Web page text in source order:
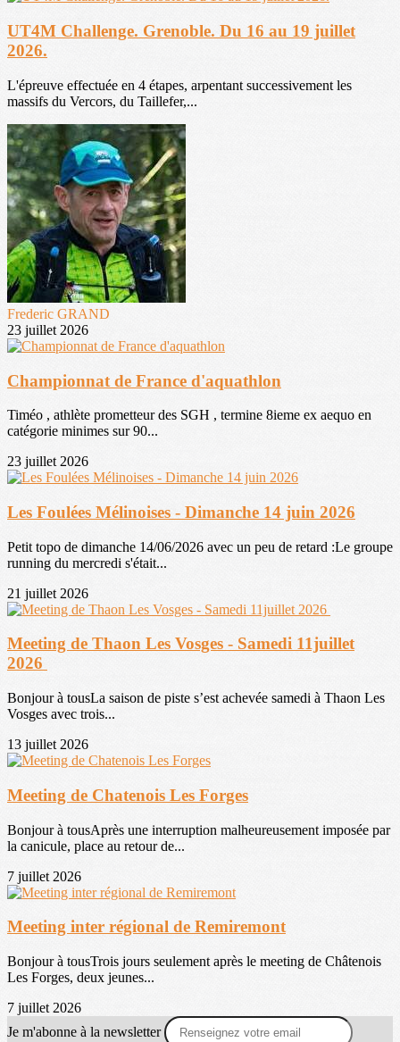
UT4M Challenge. Grenoble. Du 16 au 19 juillet
2026.
L'épreuve effectuée en 4 étapes, arpentant successivement les
massifs du Vercors, du Taillefer,...
Frederic GRAND
23 juillet 2026
Championnat de France d'aquathlon
Timéo , athlète prometteur des SGH , termine 8ieme ex aequo en
catégorie minimes sur 90...
23 juillet 2026
Les Foulées Mélinoises - Dimanche 14 juin 2026
Petit topo de dimanche 14/06/2026 avec un peu de retard :Le groupe
running du mercredi s'était...
21 juillet 2026
Meeting de Thaon Les Vosges - Samedi 11juillet
2026
Bonjour à tousLa saison de piste s’est achevée samedi à Thaon Les
Vosges avec trois...
13 juillet 2026
Meeting de Chatenois Les Forges
Bonjour à tousAprès une interruption malheureusement imposée par
la canicule, place au retour de...
7 juillet 2026
Meeting inter régional de Remiremont
Bonjour à tousTrois jours seulement après le meeting de Châtenois
Les Forges, deux jeunes...
7 juillet 2026
Je m'abonne à la newsletter